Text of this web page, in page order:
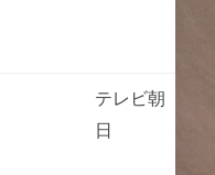
テレビ朝
日